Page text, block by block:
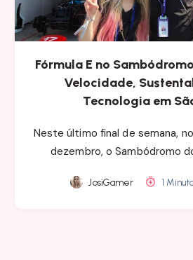
Fórmula E no
Velocidade,
Tecnologia em
Neste último final de semana,
dezembro, o Sambódromo
JosiGamer 1